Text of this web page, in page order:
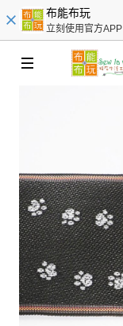
布能布玩
立刻使用官方APP